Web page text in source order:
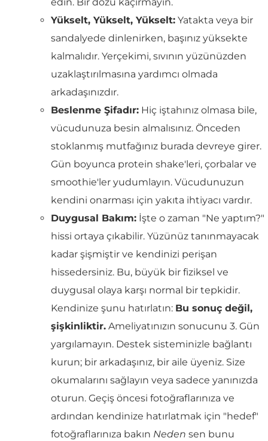
Yükselt, Yükselt, Yükselt: Yatakta veya bir
sandalyede dinlenirken, başınız yüksekte
kalmalıdır. Yerçekimi, sıvının yüzünüzden
uzaklaştırılmasına yardımcı olmada
arkadaşınızdır.
Beslenme Şifadır: Hiç iştahınız olmasa bile,
vücudunuza besin almalısınız. Önceden
stoklanmış mutfağınız burada devreye girer.
Gün boyunca protein shake'leri, çorbalar ve
smoothie'ler yudumlayın. Vücudunuzun
kendini onarması için yakıta ihtiyacı vardır.
Duygusal Bakım: İşte o zaman "Ne yaptım?"
hissi ortaya çıkabilir. Yüzünüz tanınmayacak
kadar şişmiştir ve kendinizi perişan
hissedersiniz. Bu, büyük bir fiziksel ve
duygusal olaya karşı normal bir tepkidir.
Kendinize şunu hatırlatın: Bu sonuç değil,
şişkinliktir. Ameliyatınızın sonucunu 3. Gün
yargılamayın. Destek sisteminizle bağlantı
kurun; bir arkadaşınız, bir aile üyeniz. Size
okumalarını sağlayın veya sadece yanınızda
oturun. Geçiş öncesi fotoğraflarınıza ve
ardından kendinize hatırlatmak için "hedef"
fotoğraflarınıza bakın Neden sen bunu